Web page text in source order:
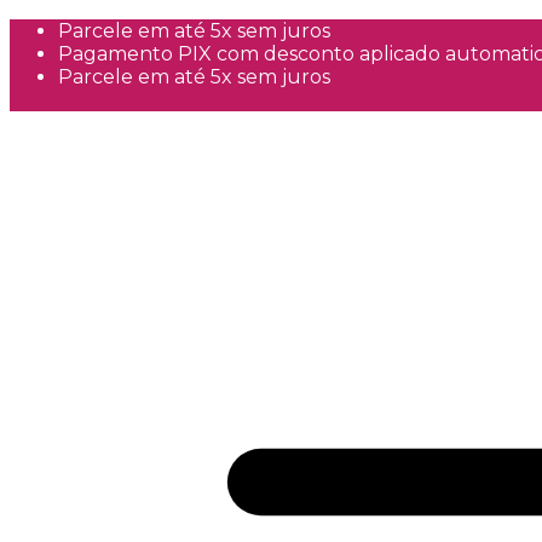
Parcele em até 5x sem juros
Pagamento PIX com desconto aplicado
Parcele em até 5x sem juros